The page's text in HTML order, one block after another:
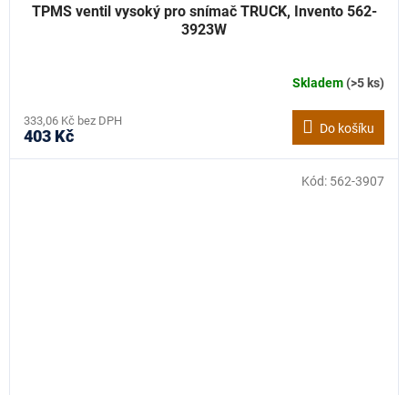
TPMS ventil vysoký pro snímač TRUCK, Invento 562-
3923W
Skladem(>5 ks)
333,06 Kč bez DPH
403 Kč Do košíku
Kód: 562-3907